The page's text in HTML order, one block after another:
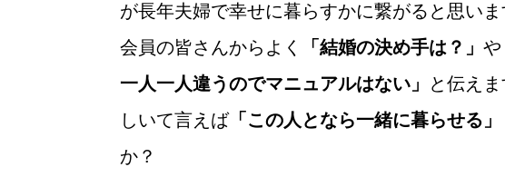
が長年夫婦で幸せに暮らすかに繋がると思いま
会員の皆さんからよく
「結婚の決め手は？」 や
一人一人違うのでマニュアルはない」
と伝えま
しいて言えば「この人となら一緒に暮らせる
か？